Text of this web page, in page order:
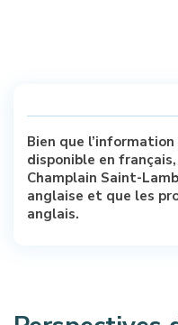
Bien que
disponible en
Champlain Saint-
anglaise et que les
anglais.